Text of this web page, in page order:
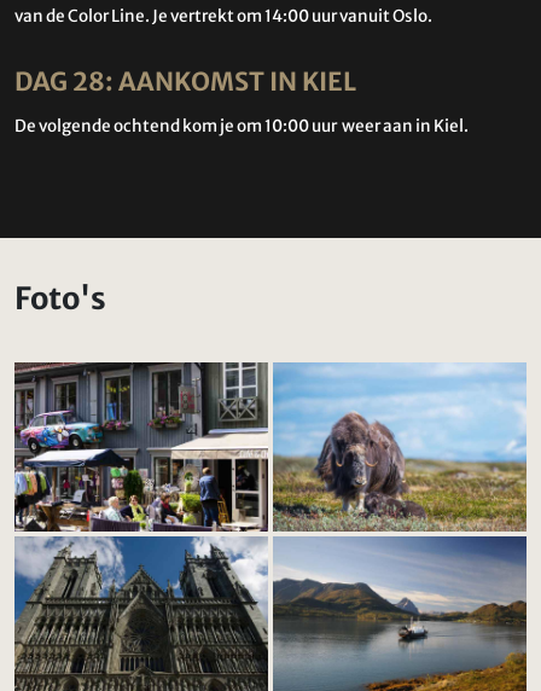
van de Color Line. Je vertrekt om 14:00 uur vanuit Oslo.
DAG 28: AANKOMST IN KIEL
De volgende ochtend kom je om 10:00 uur weer aan in Kiel.
Foto's